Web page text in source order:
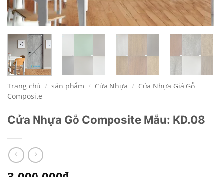
Trang chủ / sản phẩm / Cửa Nhựa / Cửa Nhựa Giả Gỗ
Composite
Cửa Nhựa Gỗ Composite Mẫu: KD.08